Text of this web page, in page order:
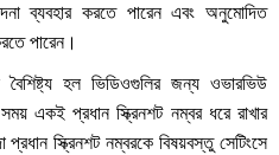
ব্যবহার করতে পারেন এবং অনুমোদিত
পারেন।
হল ভিডিওগুলির জন্য ওভারভিউ
একই প্রধান স্ক্রিনশট নম্বর ধরে রাখার
প্রধান স্ক্রিনশট নম্বরকে বিষয়বস্তু সেটিংসে